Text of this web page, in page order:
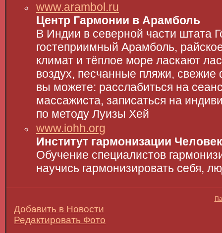
www.arambol.ru
Центр Гармонии в Арамболь
В Индии в северной части штата
гостеприимный Арамболь,
климат и тёплое море ласкают
воздух, песчанные пляжи,
вы можете: расслабиться на
массажиста, записаться на
по методу Луизы Хей
www.iohh.org
Институт гармонизации
Обучение специалистов
научись гармонизировать себя,
Добавить в Новости
Редактировать Фото